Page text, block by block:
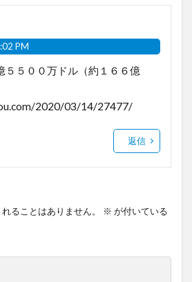
PM
５５００万ドル（約１６６億
2020/03/14/27477/
返信
ることはありません。 ※ が付いている